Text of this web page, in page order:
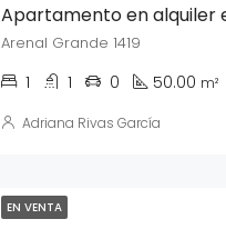
Apartamento en alquiler
Arenal Grande 1419
1 1 0 50.00 m²
Adriana Rivas García
EN VENTA